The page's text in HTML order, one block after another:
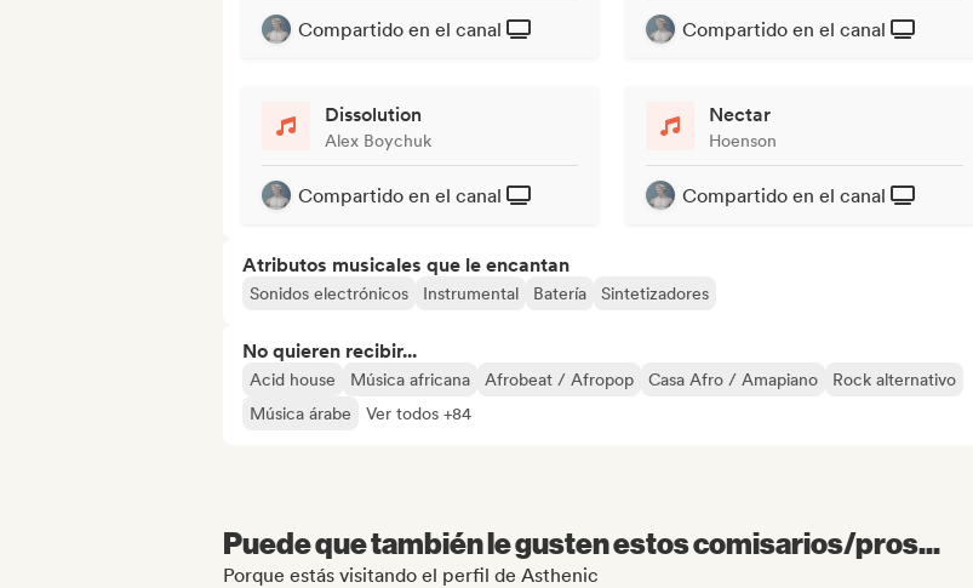
Compartido en el canal Compartido en el canal
Dissolution
Alex Boychuk
Compartido en el canal
Nectar
Hoenson
Compartido en el canal
Atributos musicales que le encantan
Sonidos electrónicos Instrumental Batería Sintetizadores
No quieren recibir...
Acid house Música africana Afrobeat / Afropop Casa Afro / Amapiano
Rock alternativo
Música árabe
Ver todos +84
Puede que también le gusten estos comisarios/pros...
Porque estás visitando el perfil de Asthenic